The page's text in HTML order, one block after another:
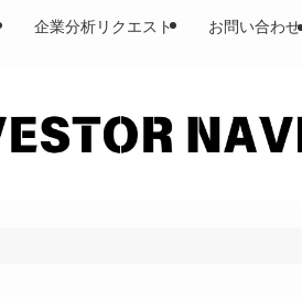
企業分析リクエスト お問い合わせ